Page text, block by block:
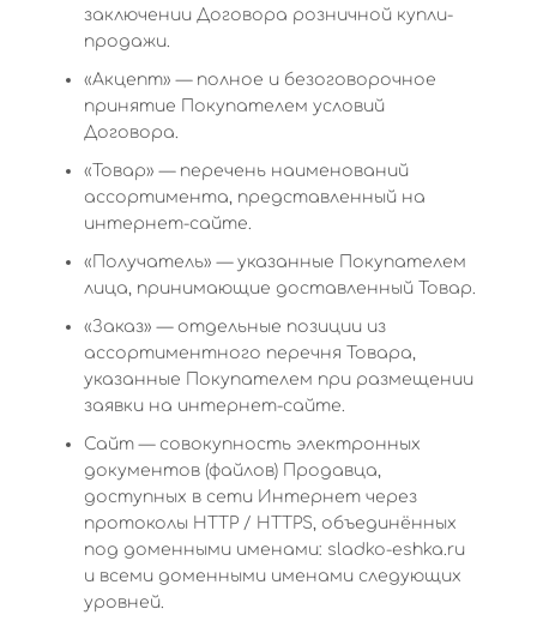
заключении Договора розничной купли-
продажи.
«Акцепт» — полное и безоговорочное
принятие Покупателем условий
Договора.
«Товар» — перечень наименований
ассортимента, представленный на
интернет-сайте.
«Получатель» — указанные Покупателем
лица, принимающие доставленный Товар.
«Заказ» — отдельные позиции из
ассортиментного перечня Товара,
указанные Покупателем при размещении
заявки на интернет-сайте.
Сайт — совокупность электронных
документов (файлов) Продавца,
доступных в сети Интернет через
протоколы HTTP / HTTPS, объединённых
под доменными именами: sladko-eshka.ru
и всеми доменными именами следующих
уровней.